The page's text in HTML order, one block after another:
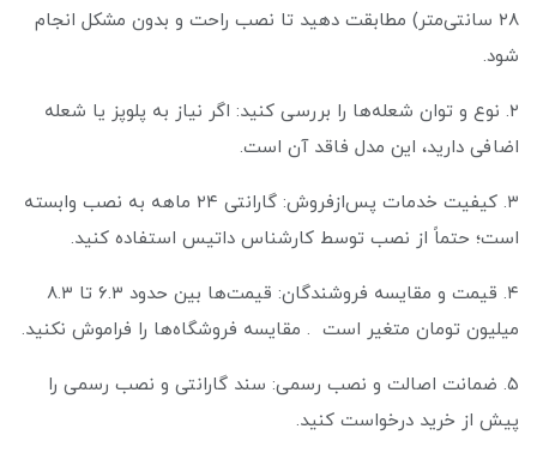
۲۸ سانتی‌متر) مطابقت دهید تا نصب راحت و بدون مشکل انجام
شود.
۲. نوع و توان شعله‌ها را بررسی کنید: اگر نیاز به پلوپز یا شعله
اضافی دارید، این مدل فاقد آن است.
۳. کیفیت خدمات پس‌از‌فروش: گارانتی ۲۴ ماهه به نصب وابسته
است؛ حتماً از نصب توسط کارشناس داتیس استفاده کنید.
۴. قیمت و مقایسه فروشندگان: قیمت‌ها بین حدود ۶.۳ تا ۸.۳
میلیون تومان متغیر است . مقایسه فروشگاه‌ها را فراموش نکنید.
۵. ضمانت اصالت و نصب رسمی: سند گارانتی و نصب رسمی را
پیش از خرید درخواست کنید.